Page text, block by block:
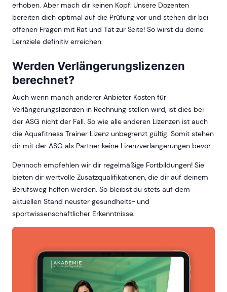
erhoben. Aber mach dir keinen Kopf: Unsere Dozenten
bereiten dich optimal auf die Prüfung vor und stehen dir bei
offenen Fragen mit Rat und Tat zur Seite! So wirst du deine
Lernziele definitiv erreichen.
Werden Verlängerungslizenzen
berechnet?
Auch wenn manch anderer Anbieter Kosten für
Verlängerungslizenzen in Rechnung stellen wird, ist dies bei
der ASG nicht der Fall. So wie alle anderen Lizenzen ist auch
die Aquafitness Trainer Lizenz unbegrenzt gültig. Somit stehen
dir mit der ASG als Partner keine Lizenzverlängerungen bevor.
Dennoch empfehlen wir dir regelmäßige Fortbildungen! Sie
bieten dir wertvolle Zusatzqualifikationen, die dir auf deinem
Berufsweg helfen werden. So bleibst du stets auf dem
aktuellen Stand neuster gesundheits- und
sportwissenschaftlicher Erkenntnisse.